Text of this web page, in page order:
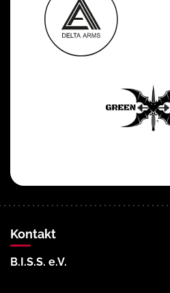
Kontakt
B.I.S.S. e.V.